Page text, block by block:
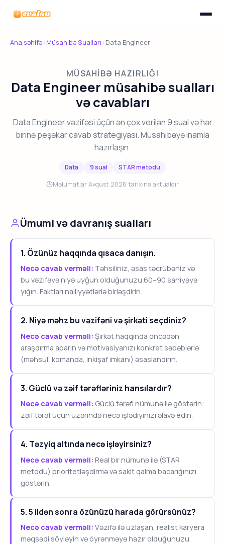
Evalon
Ana səhifə›Müsahibə Sualları ›Data Engineer
MÜSAHIBƏ HAZIRLIĞI
Data Engineer müsahibə sualları
və cavabları
Data Engineer vəzifəsi üçün ən çox verilən 9 sual və hər
birinə peşəkar cavab strategiyası. Müsahibəyə inamla
hazırlaşın.
Data 9 sual
STAR metodu
Məlumatlar Avqust 2026 tarixinə aktualdır
Ümumi və davranış sualları
1. Özünüz haqqında qısaca danışın.
Necə cavab verməli: Təhsiliniz, əsas təcrübəniz və
bu vəzifəyə niyə uyğun olduğunuzu 60–90 saniyəyə
yığın. Faktları nailiyyətlərlə birləşdirin.
2. Niyə məhz bu vəzifəni və şirkəti seçdiniz?
Necə cavab verməli: Şirkət haqqında öncədən
araşdırma aparın və motivasiyanızı konkret səbəblərlə
(məhsul, komanda, inkişaf imkanı) əsaslandırın.
3. Güclü və zəif tərəfləriniz hansılardır?
Necə cavab verməli: Güclü tərəfi nümunə ilə göstərin;
zəif tərəf üçün üzərində necə işlədiyinizi əlavə edin.
4. Təzyiq altında necə işləyirsiniz?
Necə cavab verməli: Real bir nümunə ilə (STAR
metodu) prioritetləşdirmə və sakit qalma bacarığınızı
göstərin.
5. 5 ildən sonra özünüzü harada görürsünüz?
Necə cavab verməli: Vəzifə ilə uzlaşan, realist karyera
məqsədi söyləyin və öyrənməyə hazır olduğunuzu